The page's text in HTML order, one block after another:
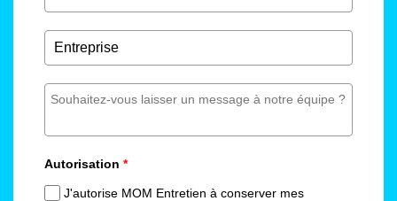
Autorisation *
J'autorise MOM Entretien à conserver mes